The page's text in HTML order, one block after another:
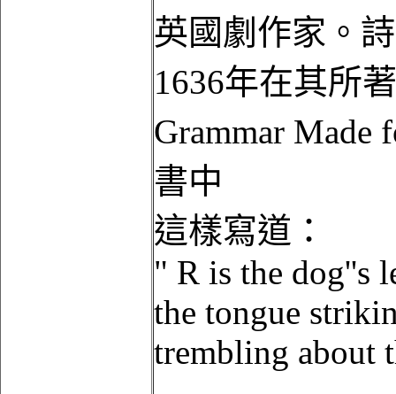
英國劇作家。
1636年在其所
Grammar Made
書中
這樣寫道：
" R is the dog''s
the tongue
trembling about